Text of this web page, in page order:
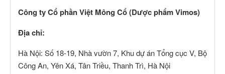
Công ty Cổ phần Việt Mông Cổ (Dược phẩm Vimos)
Địa chỉ:
Hà Nội: Số 18-19, Nhà vườn 7, Khu dự án Tổng cục V, Bộ
Công An, Yên Xá, Tân Triều, Thanh Trì, Hà Nội